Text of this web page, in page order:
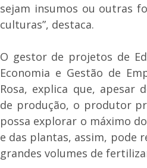
sejam insumos ou outras
culturas”, destaca.
O gestor de projetos de
Economia e Gestão de
Rosa, explica que, apesar
de produção, o produtor
possa explorar o máximo
e das plantas, assim, pode
grandes volumes de